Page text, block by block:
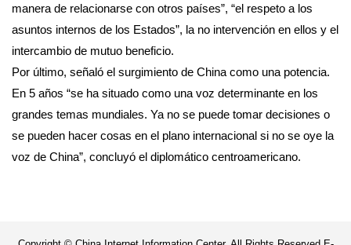
manera de relacionarse con otros países”, “el respeto a los
asuntos internos de los Estados”, la no intervención en ellos y el
intercambio de mutuo beneficio.
Por último, señaló el surgimiento de China como una potencia.
En 5 años “se ha situado como una voz determinante en los
grandes temas mundiales. Ya no se puede tomar decisiones o
se pueden hacer cosas en el plano internacional si no se oye la
voz de China”, concluyó el diplomático centroamericano.